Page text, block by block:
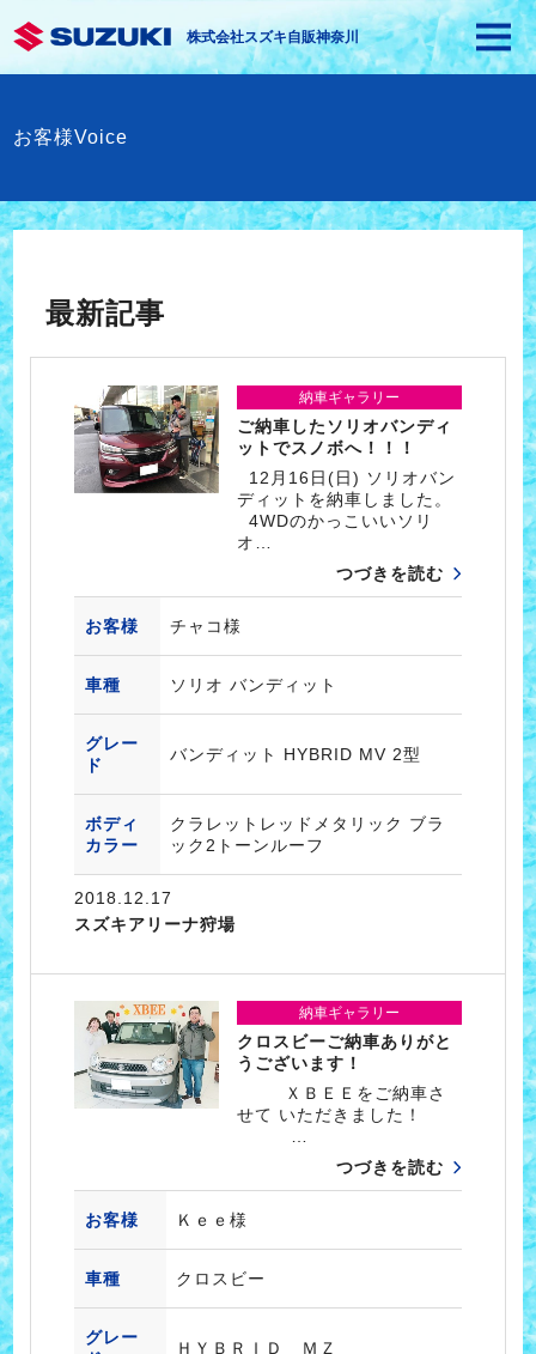
株式会社スズキ自販神奈川
お客様Voice
最新記事
納車ギャラリー
ご納車したソリオバンディ
ットでスノボへ！！！
12月16日(日) ソリオバン
ディットを納車しました。
4WDのかっこいいソリ
オ…
つづきを読む
お客様 チャコ様
車種 ソリオ バンディット
グレー
ド
バンディット HYBRID MV 2型
ボディ
カラー
クラレットレッドメタリック ブラ
ック2トーンルーフ
2018.12.17
スズキアリーナ狩場
納車ギャラリー
クロスビーご納車ありがと
うございます！
ＸＢＥＥをご納車さ
せて いただきました！
…
つづきを読む
お客様 Ｋｅｅ様
車種 クロスビー
グレー
ＨＹＢＲＩＤ ＭＺ